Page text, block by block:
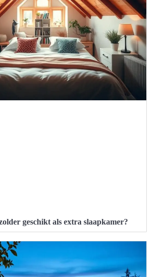
geschikt als extra slaapkamer?